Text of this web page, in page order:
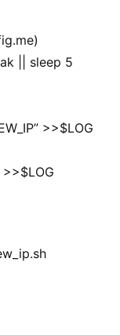
|| sleep 5
>>$LOG
>>$LOG